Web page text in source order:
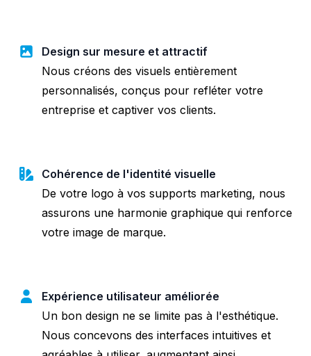
Design sur mesure et attractif
Nous créons des visuels entièrement
personnalisés, conçus pour refléter votre
entreprise et captiver vos clients.
Cohérence de l'identité visuelle
De votre logo à vos supports marketing, nous
assurons une harmonie graphique qui renforce
votre image de marque.
Expérience utilisateur améliorée
Un bon design ne se limite pas à l'esthétique.
Nous concevons des interfaces intuitives et